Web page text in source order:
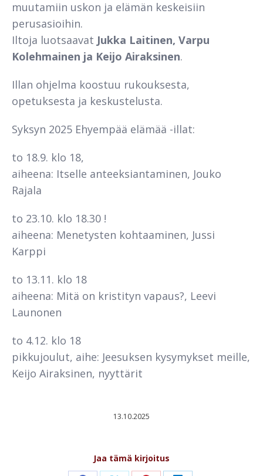
muutamiin uskon ja elämän keskeisiin
perusasioihin.
Iltoja luotsaavat Jukka Laitinen, Varpu
Kolehmainen ja Keijo Airaksinen.
Illan ohjelma koostuu rukouksesta,
opetuksesta ja keskustelusta.
Syksyn 2025 Ehyempää elämää -illat:
to 18.9. klo 18,
aiheena: Itselle anteeksiantaminen, Jouko
Rajala
to 23.10. klo 18.30 !
aiheena: Menetysten kohtaaminen, Jussi
Karppi
to 13.11. klo 18
aiheena: Mitä on kristityn vapaus?, Leevi
Launonen
to 4.12. klo 18
pikkujoulut, aihe: Jeesuksen kysymykset meille,
Keijo Airaksinen, nyyttärit
13.10.2025
Jaa tämä kirjoitus